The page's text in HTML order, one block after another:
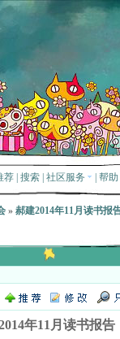
荐 搜索 社区服务 帮助
» 郝建2014年11月读书报
年11月读书报告